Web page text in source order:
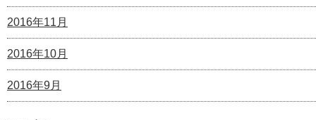
2016年11月
2016年10月
2016年9月